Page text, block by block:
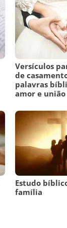
Versículos
de
palavras
amor e união
Estudo
família